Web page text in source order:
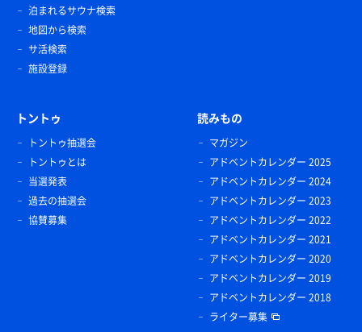
泊まれるサウナ検索
地図から検索
サ活検索
施設登録
トントゥ
トントゥ抽選会
トントゥとは
当選発表
過去の抽選会
協賛募集
読みもの
マガジン
アドベントカレンダー 2025
アドベントカレンダー 2024
アドベントカレンダー 2023
アドベントカレンダー 2022
アドベントカレンダー 2021
アドベントカレンダー 2020
アドベントカレンダー 2019
アドベントカレンダー 2018
ライター募集